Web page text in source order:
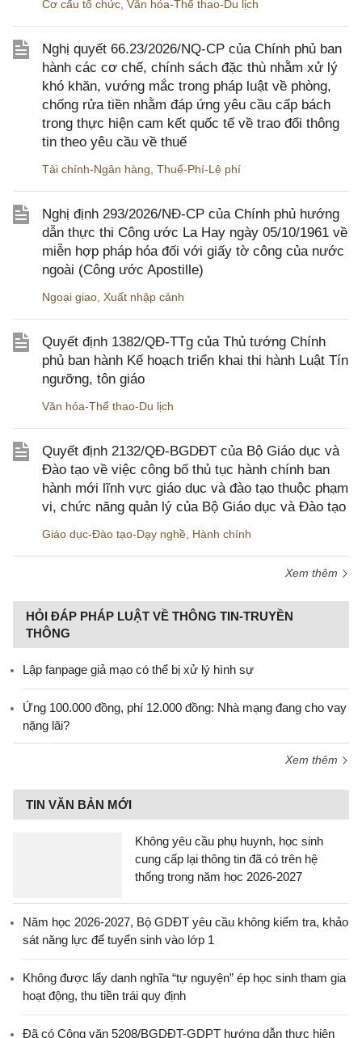
Cơ cấu tổ chức Văn hóa-Thể thao-Du lịch
Nghị quyết 66.23/2026/NQ-CP của Chính phủ ban
hành các cơ chế, chính sách đặc thù nhằm xử lý
khó khăn, vướng mắc trong pháp luật về phòng,
chống rửa tiền nhằm đáp ứng yêu cầu cấp bách
trong thực hiện cam kết quốc tế về trao đổi thông
tin theo yêu cầu về thuế
Tài chính-Ngân hàng Thuế-Phí-Lệ phí
Nghị định 293/2026/NĐ-CP của Chính phủ hướng
dẫn thực thi Công ước La Hay ngày 05/10/1961 về
miễn hợp pháp hóa đối với giấy tờ công của nước
ngoài (Công ước Apostille)
Ngoại giao Xuất nhập cảnh
Quyết định 1382/QĐ-TTg của Thủ tướng Chính
phủ ban hành Kế hoạch triển khai thi hành Luật Tín
ngưỡng, tôn giáo
Văn hóa-Thể thao-Du lịch
Quyết định 2132/QĐ-BGDĐT của Bộ Giáo dục và
Đào tạo về việc công bố thủ tục hành chính ban
hành mới lĩnh vực giáo dục và đào tạo thuộc phạm
vi, chức năng quản lý của Bộ Giáo dục và Đào tạo
Giáo dục-Đào tạo-Dạy nghề Hành chính
Xem thêm
HỎI ĐÁP PHÁP LUẬT VỀ THÔNG TIN-TRUYỀN
THÔNG
Lập fanpage giả mạo có thể bị xử lý hình sự
Ứng 100.000 đồng, phí 12.000 đồng: Nhà mạng đang cho vay
nặng lãi?
Xem thêm
TIN VĂN BẢN MỚI
Không yêu cầu phụ huynh, học sinh
cung cấp lại thông tin đã có trên hệ
thống trong năm học 2026-2027
Năm học 2026-2027, Bộ GDĐT yêu cầu không kiểm tra, khảo
sát năng lực để tuyển sinh vào lớp 1
Không được lấy danh nghĩa “tự nguyện” ép học sinh tham gia
hoạt động, thu tiền trái quy định
Đã có Công văn 5208/BGDĐT-GDPT hướng dẫn thực hiện